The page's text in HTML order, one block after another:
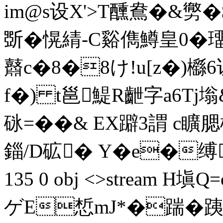
im@s设X'>T醺鴦�&勶
斲�愰綪-C谿儁鱒皇
鼘c�8�8け!u[z�)櫾6
f�) t邕鯷R齛字a6Tj
砯=��& EX躃3謂 c矌
錙/D砿� Y�e�缚 
135 0 obj <>stream H
ゲE惁mJ*�踹�跠